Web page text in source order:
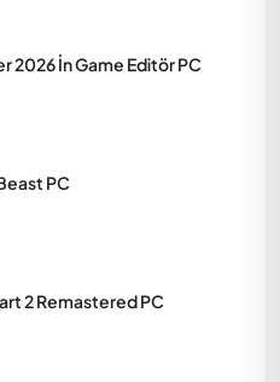
2026 İn Game Editör PC
PC
2 Remastered PC